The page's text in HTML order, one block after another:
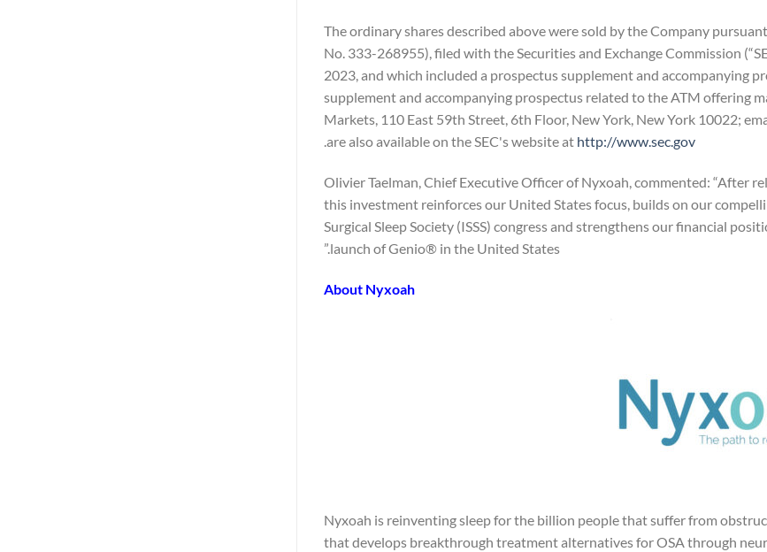
The ordinary shares described above were sold by the Company
No. 333-268955), filed with the Securities and Exchange Commission
2023, and which included a prospectus supplement and accompanying
supplement and accompanying prospectus related to the ATM offering
Markets, 110 East 59th Street, 6th Floor, New York, New York 10022;
are also available on the SEC's website at http://www.sec.gov
.
Olivier Taelman, Chief Executive Officer of Nyxoah, commented: “After
this investment reinforces our United States focus, builds on our
Surgical Sleep Society (ISSS) congress and strengthens our financial
launch of Genio® in the United States.”
About Nyxoah
Nyxoah is reinventing sleep for the billion people that suffer from
that develops breakthrough treatment alternatives for OSA through